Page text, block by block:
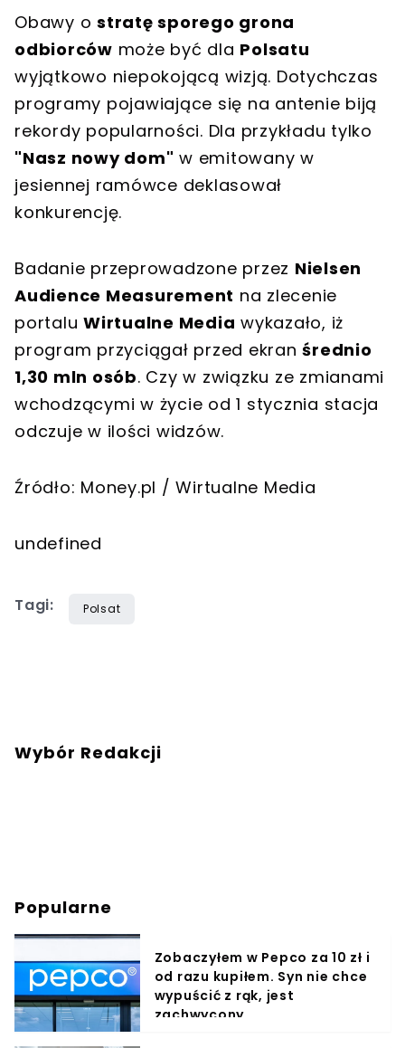
Obawy o stratę sporego grona
odbiorców może być dla Polsatu
wyjątkowo niepokojącą wizją. Dotychczas
programy pojawiające się na antenie biją
rekordy popularności. Dla przykładu tylko
"Nasz nowy dom" w emitowany w
jesiennej ramówce deklasował
konkurencję.
Badanie przeprowadzone przez Nielsen
Audience Measurement na zlecenie
portalu Wirtualne Media wykazało, iż
program przyciągał przed ekranśrednio
1,30 mln osób. Czy w związku ze zmianami
wchodzącymi w życie od 1 stycznia stacja
odczuje w ilości widzów.
Źródło: Money.pl / Wirtualne Media
undefined
Tagi: Polsat
Wybór Redakcji
Popularne
Zobaczyłem w Pepco za 10 zł i
od razu kupiłem. Syn nie chce
wypuścić z rąk, jest
zachwycony